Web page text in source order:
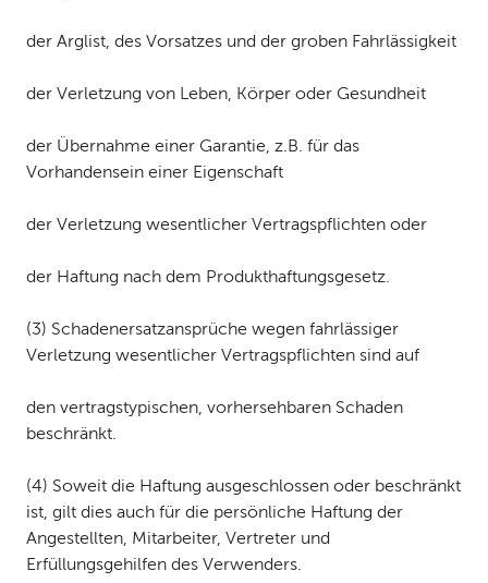
der Arglist, des Vorsatzes und der groben Fahrlässigkeit
der Verletzung von Leben, Körper oder Gesundheit
der Übernahme einer Garantie, z. B. für das
Vorhandensein einer Eigenschaft
der Verletzung wesentlicher Vertragspflichten oder
der Haftung nach dem Produkthaftungsgesetz.
(3) Schadenersatzansprüche wegen fahrlässiger
Verletzung wesentlicher Vertragspflichten sind auf
den vertragstypischen, vorhersehbaren Schaden
beschränkt.
(4) Soweit die Haftung ausgeschlossen oder beschränkt
ist, gilt dies auch für die persönliche Haftung der
Angestellten, Mitarbeiter, Vertreter und
Erfüllungsgehilfen des Verwenders.